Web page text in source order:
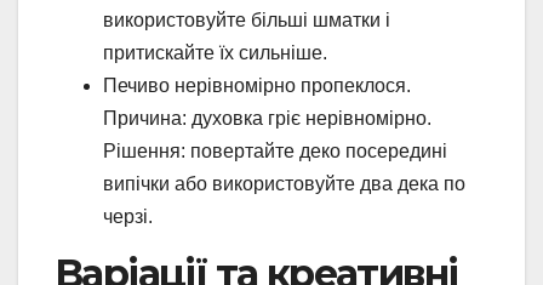
використовуйте більші шматки і
притискайте їх сильніше.
Печиво нерівномірно пропеклося.
Причина: духовка гріє нерівномірно.
Рішення: повертайте деко посередині
випічки або використовуйте два дека по
черзі.
Варіації та креативні